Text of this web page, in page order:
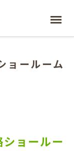
ョールーム
ョールー